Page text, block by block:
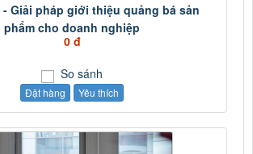
- Giải pháp giới thiệu quảng bá sản
phẩm cho doanh nghiệp
0 đ
So sánh
Đặt hàng Yêu thích